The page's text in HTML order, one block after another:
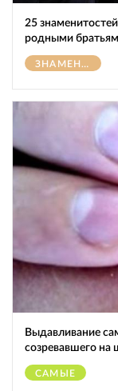
25
родными
ЗНАМЕНИТОСТИ
Выдавливание
созревавшего
САМЫЕ